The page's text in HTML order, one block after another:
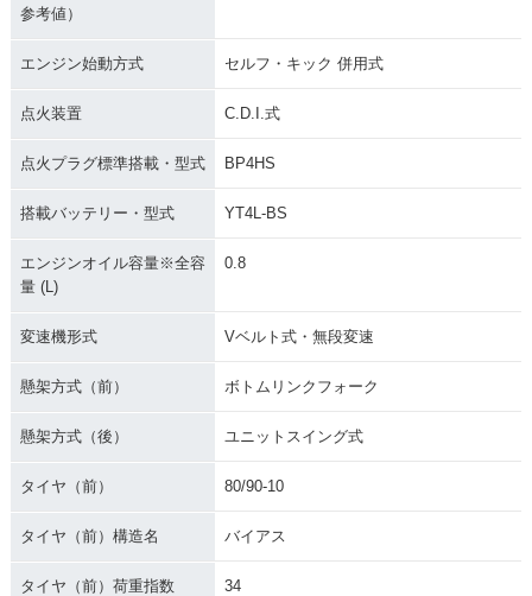
参考値）
エンジン始動方式 セルフ・キック 併用式
点火装置 C.D.I.式
点火プラグ標準搭載・型式 BP4HS
搭載バッテリー・型式 YT4L-BS
エンジンオイル容量※全容
量 (L)
0.8
変速機形式 Vベルト式・無段変速
懸架方式（前） ボトムリンクフォーク
懸架方式（後） ユニットスイング式
タイヤ（前） 80/90-10
タイヤ（前）構造名 バイアス
タイヤ（前）荷重指数 34